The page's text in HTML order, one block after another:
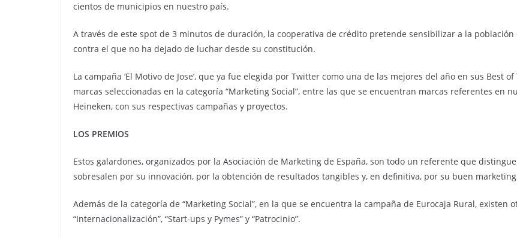
cientos de municipios en nuestro país.
A través de este spot de 3 minutos de duración, la cooperativa de crédito pretende sensibilizar a la
contra el que no ha dejado de luchar desde su constitución.
La campaña ‘El Motivo de Jose’, que ya fue elegida por Twitter como una de las mejores del año en sus Best
marcas seleccionadas en la categoría “Marketing Social”, entre las que se encuentran marcas referentes en
Heineken, con sus respectivas campañas y proyectos.
LOS PREMIOS
Estos galardones, organizados por la Asociación de Marketing de España, son todo un referente que
sobresalen por su innovación, por la obtención de resultados tangibles y, en definitiva, por su buen
Además de la categoría de “Marketing Social”, en la que se encuentra la campaña de Eurocaja Rural, existen
“Internacionalización”, “Start-ups y Pymes” y “Patrocinio”.